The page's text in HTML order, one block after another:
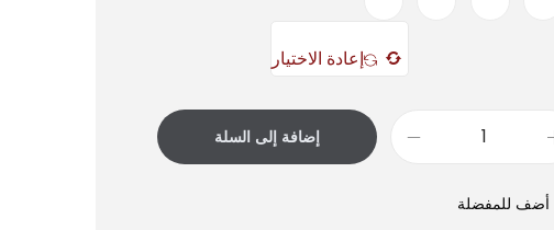
إعادة الاختيار
إضافة إلى السلة
أضف للمفضلة